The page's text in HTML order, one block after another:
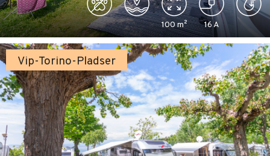
100 m² 16A
Vip-Torino-Pladser